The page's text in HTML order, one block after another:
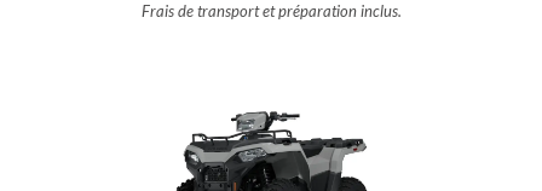
Frais de transport et préparation inclus.